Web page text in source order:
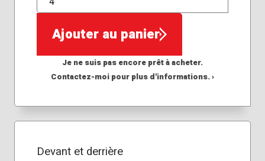
QTÉ
Ajouter au panier
Je ne suis pas encore prêt à acheter.
Contactez-moi pour plus d'informations. ›
Devant et derrière